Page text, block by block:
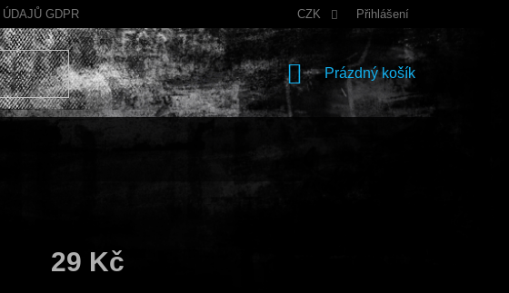
GDPR CZK Přihlášení
NÁKUPNÍ
KOŠÍK
Prázdný košík
29 Kč